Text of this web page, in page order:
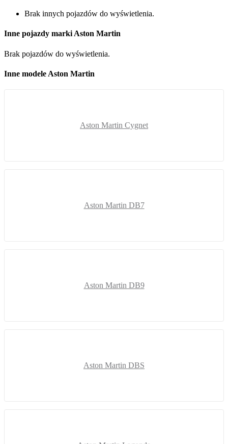
Brak innych pojazdów do wyświetlenia.
Inne pojazdy marki Aston Martin
Brak pojazdów do wyświetlenia.
Inne modele Aston Martin
Aston Martin Cygnet
Aston Martin DB7
Aston Martin DB9
Aston Martin DBS